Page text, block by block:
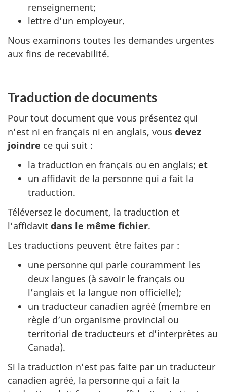
renseignement;
lettre d’un employeur.
Nous examinons toutes les demandes urgentes
aux fins de recevabilité.
Traduction de documents
Pour tout document que vous présentez qui
n’est ni en français ni en anglais, vous devez
joindre ce qui suit :
la traduction en français ou en anglais; et
un affidavit de la personne qui a fait la
traduction.
Téléversez le document, la traduction et
l’affidavit dans le même fichier.
Les traductions peuvent être faites par :
une personne qui parle couramment les
deux langues (à savoir le français ou
l’anglais et la langue non officielle);
un traducteur canadien agréé (membre en
règle d’un organisme provincial ou
territorial de traducteurs et d’interprètes au
Canada).
Si la traduction n’est pas faite par un traducteur
canadien agréé, la personne qui a fait la